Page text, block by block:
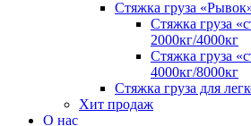
Стяжка груза
Стяжка груза
2000кг/4000кг
Стяжка груза
4000кг/8000кг
Стяжка груза для
Хит продаж
О нас